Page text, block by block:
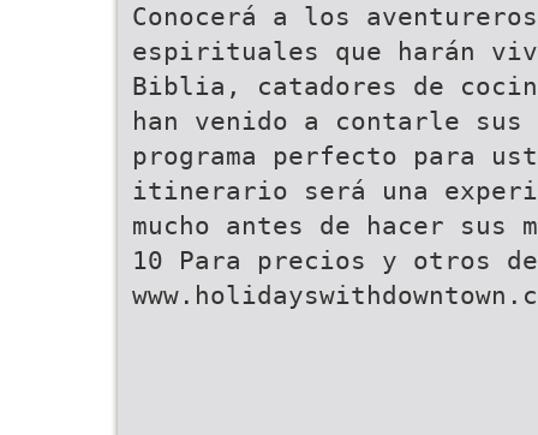
Conocerá a los
espirituales que harán
Biblia, catadores de
han venido a contarle
programa perfecto para
itinerario será una
mucho antes de hacer sus
10 Para precios y otros